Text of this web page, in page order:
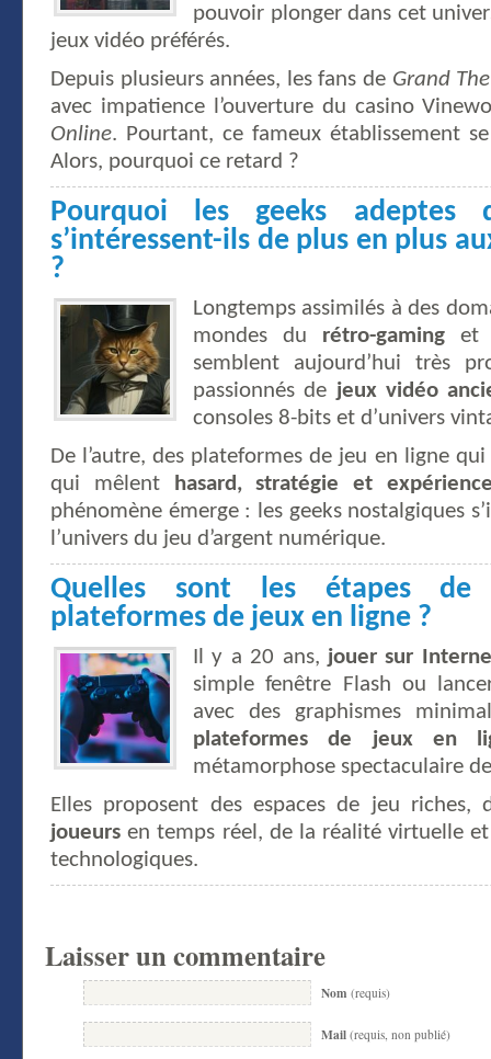
pouvoir plonger dans cet
jeux vidéo préférés.
Depuis plusieurs années, les fans de Grand
avec impatience l’ouverture du casino
Online. Pourtant, ce fameux établissement
Alors, pourquoi ce retard ?
Pourquoi les geeks adeptes
s’intéressent-ils de plus en plus
?
Longtemps assimilés à des
mondes du rétro-gaming et
semblent aujourd’hui très
passionnés de jeux vidéo
consoles 8-bits et d’univers
De l’autre, des plateformes de jeu en ligne qui
qui mêlent
hasard, stratégie et
phénomène émerge : les geeks nostalgiques
l’univers du jeu d’argent numérique.
Quelles sont les étapes de
plateformes de jeux en ligne ?
Il y a 20 ans, jouer sur
simple fenêtre Flash ou
avec des graphismes
plateformes de jeux en
métamorphose spectaculaire
Elles proposent des espaces de jeu riches,
joueurs en temps réel, de la réalité virtuelle et
technologiques.
Laisser un commentaire
Nom (requis)
Mail (requis, non publié)